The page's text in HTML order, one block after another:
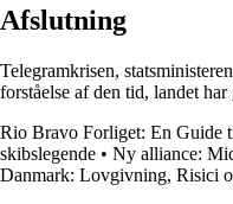
Afslutning
Telegramkrisen,
forståelse af den tid, landet har
Rio Bravo Forliget: En Guide
skibslegende • Ny alliance:
Danmark: Lovgivning, Risici